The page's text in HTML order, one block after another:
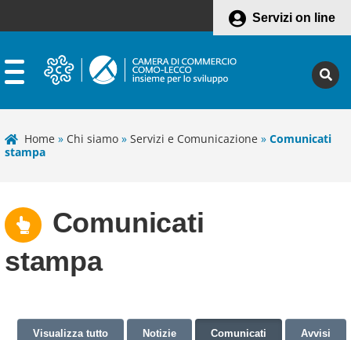
Servizi on line
Home » Chi siamo » Servizi e Comunicazione » Comunicati
stampa
Comunicati
stampa
Visualizza tutto Notizie Comunicati Avvisi